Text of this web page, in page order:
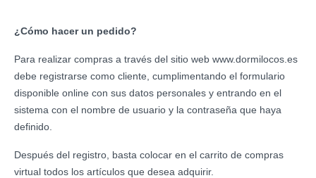
¿Cómo hacer un pedido?
Para realizar compras a través del sitio web www.dormilocos.es
debe registrarse como cliente, cumplimentando el formulario
disponible online con sus datos personales y entrando en el
sistema con el nombre de usuario y la contraseña que haya
definido.
Después del registro, basta colocar en el carrito de compras
virtual todos los artículos que desea adquirir.